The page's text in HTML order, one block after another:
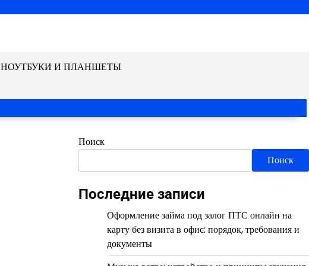
НОУТБУКИ И ПЛАНШЕТЫ
Поиск
Поиск
Последние записи
Оформление займа под залог ПТС онлайн на
карту без визита в офис: порядок, требования и
документы